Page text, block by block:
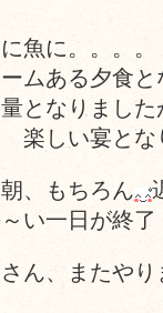
魚に。。。
ームある夕食
となりまし
楽しい宴とな
、もちろん
い一日が終了
さん、また